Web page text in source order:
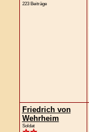
223 Beiträge
Friedrich von
Wehrheim
Soldat